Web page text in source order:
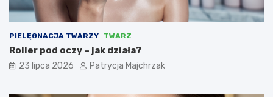
PIELĘGNACJA TWARZY TWARZ
Roller pod oczy – jak działa?
23 lipca 2026 Patrycja Majchrzak